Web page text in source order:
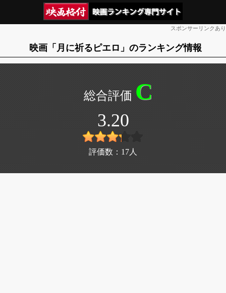
スポンサーリンクあり
映画「月に祈るピエロ」のランキング情報
C
3.20
評価数： 17 人